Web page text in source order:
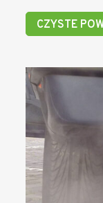
CZYSTE